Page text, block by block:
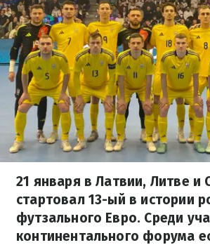
21 января в Латвии, Литве и
стартовал 13-ый в истории
футзального Евро. Среди
континентального форума